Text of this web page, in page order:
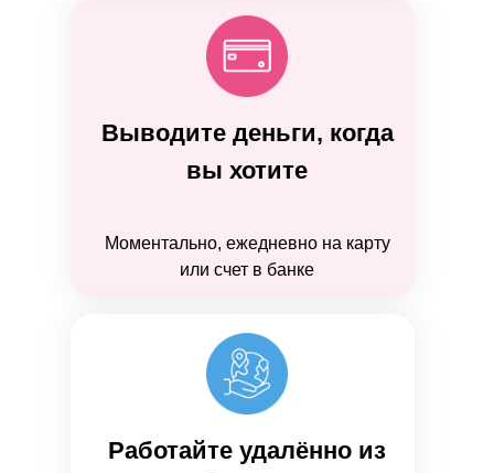
Выводите деньги, когда
вы хотите
Моментально, ежедневно на карту
или счет в банке
Работайте удалённо из